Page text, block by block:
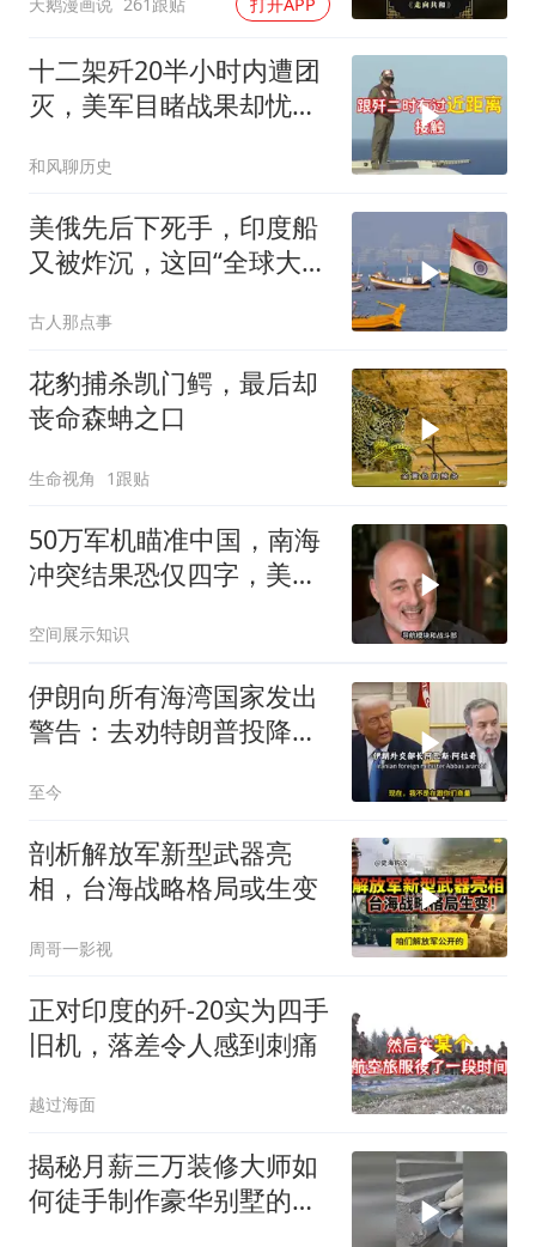
十二架歼20半小时内遭团
灭，美军目睹战果却忧心
和风聊历史
美俄先后下死手，印度船
又被炸沉，这回“全球大
古人那点事
花豹捕杀凯门鳄，最后却
丧命森蚺之口
生命视角 1跟贴
50万军机瞄准中国，南海
冲突结果恐仅四字，美防
空间展示知识
伊朗向所有海湾国家发出
警告：去劝特朗普投降，
至今
剖析解放军新型武器亮
相，台海战略格局或生变
周哥一影视
正对印度的歼-20实为四手
旧机，落差令人感到刺痛
越过海面
揭秘月薪三万装修大师如
何徒手制作豪华别墅的罗